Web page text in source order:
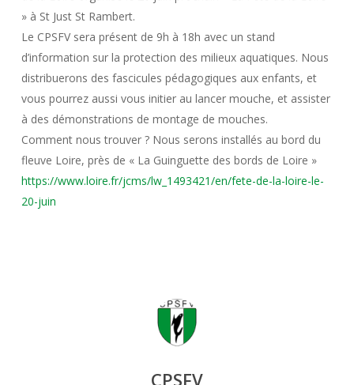
» à St Just St Rambert.
Le CPSFV sera présent de 9h à 18h avec un stand
d’information sur la protection des milieux aquatiques. Nous
distribuerons des fascicules pédagogiques aux enfants, et
vous pourrez aussi vous initier au lancer mouche, et assister
à des démonstrations de montage de mouches.
Comment nous trouver ? Nous serons installés au bord du
fleuve Loire, près de « La Guinguette des bords de Loire »
https://www.loire.fr/jcms/lw_1493421/en/fete-de-la-loire-le-
20-juin
CPSFV